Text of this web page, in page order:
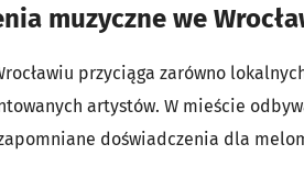
muzyczne we
przyciąga zarówno
artystów. W mieście
doświadczenia dla